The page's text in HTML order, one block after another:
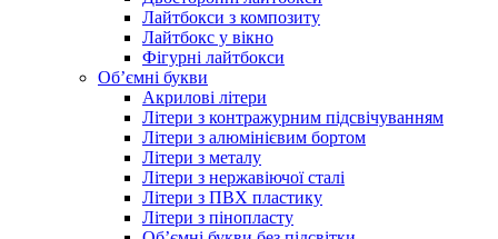
Лайтбокси з композиту
Лайтбокс у вікно
Фігурні лайтбокси
Об’ємні букви
Акрилові літери
Літери з контражурним підсвічуванням
Літери з алюмінієвим бортом
Літери з металу
Літери з нержавіючої сталі
Літери з ПВХ пластику
Літери з пінопласту